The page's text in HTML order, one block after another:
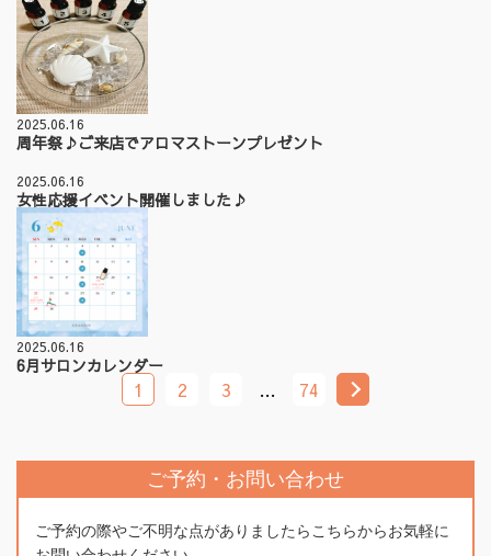
2025.06.16
周年祭♪ご来店でアロマストーンプレゼント
2025.06.16
女性応援イベント開催しました♪
2025.06.16
6月サロンカレンダー
1 2 3 … 74
ご予約・お問い合わせ
ご予約の際やご不明な点がありましたらこちらからお気軽に